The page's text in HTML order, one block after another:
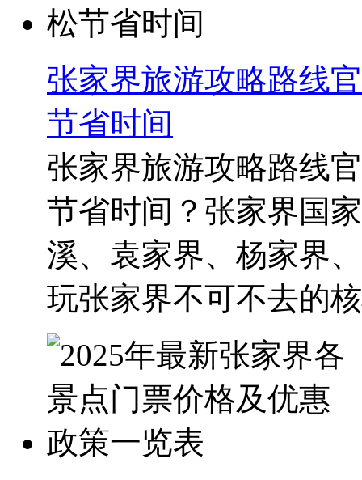
张家界旅游攻略路线
节省时间
张家界旅游攻略路线
节省时间？张家界国
溪、袁家界、杨家界
玩张家界不可不去的